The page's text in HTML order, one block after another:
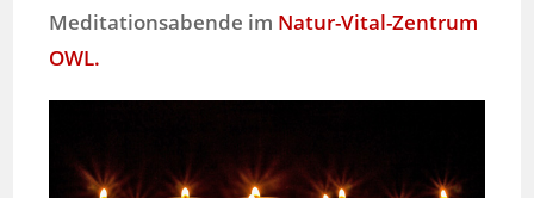
Meditationsabende im Natur-Vital-Zentrum
OWL.